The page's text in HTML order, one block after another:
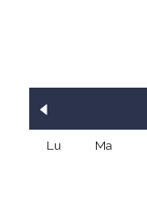
Lu Ma